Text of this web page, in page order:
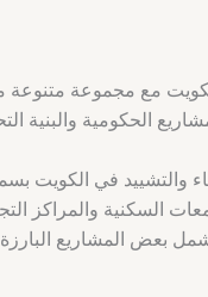
مع مجموعة متنوعة
الحكومية والبنية
والتشييد في الكويت
السكنية والمراكز